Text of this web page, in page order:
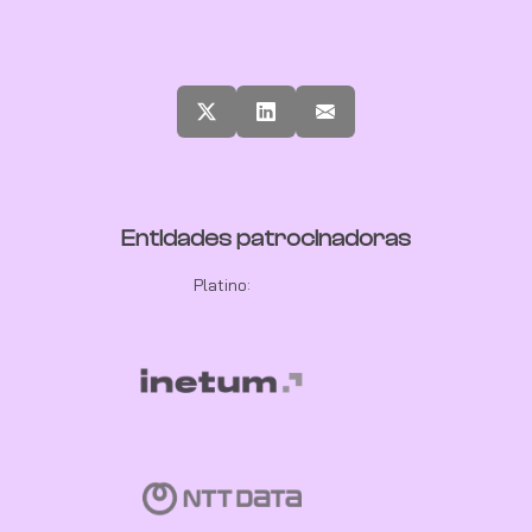
Entidades patrocinadoras
Platino: